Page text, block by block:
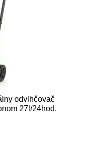
odvlhčovač
27l/24hod.